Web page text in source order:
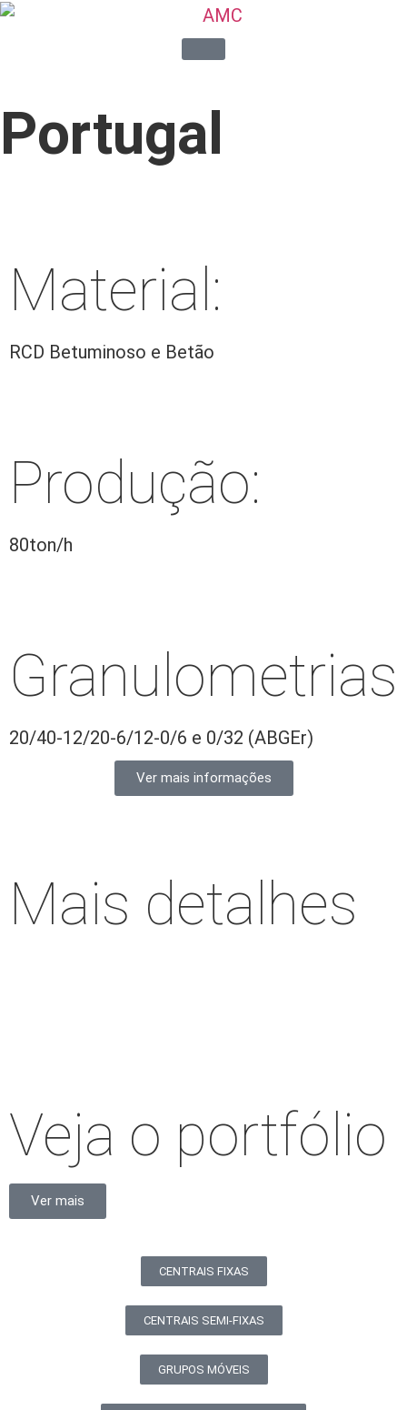
Portugal
Material:
RCD Betuminoso e Betão
Produção:
80ton/h
Granulometrias
20/40-12/20-6/12-0/6 e 0/32 (ABGEr)
Ver mais informações
Mais detalhes
Veja o portfólio
Ver mais
CENTRAIS FIXAS
CENTRAIS SEMI-FIXAS
GRUPOS MÓVEIS